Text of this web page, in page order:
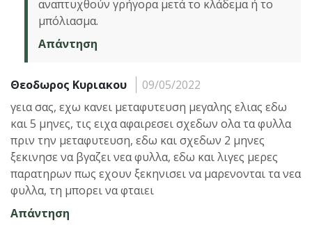
αναπτυχθούν γρήγορα μετά το κλάδεμα ή το
μπόλιασμα.
Απάντηση
Θεοδωρος Κυριακου
09/05/2022
γεια σας, εχω κανει μεταφυτευση μεγαλης ελιας εδω
και 5 μηνες, τις ειχα αφαιρεσει σχεδων ολα τα φυλλα
πριν την μεταφυτευση, εδω και σχεδων 2 μηνες
ξεκινησε να βγαζει νεα φυλλα, εδω και λιγες μερες
παρατηρων πως εχουν ξεκηνισει να μαρενονται τα νεα
φυλλα, τη μπορει να φταιει
Απάντηση